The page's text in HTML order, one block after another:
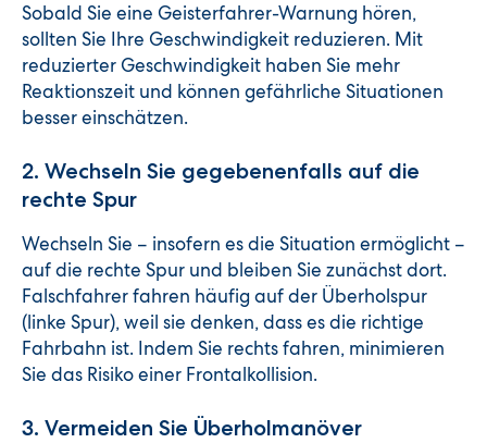
Sobald Sie eine Geisterfahrer-Warnung hören,
sollten Sie Ihre Geschwindigkeit reduzieren. Mit
reduzierter Geschwindigkeit haben Sie mehr
Reaktionszeit und können gefährliche Situationen
besser einschätzen.
2. Wechseln Sie gegebenenfalls auf die
rechte Spur
Wechseln Sie – insofern es die Situation ermöglicht –
auf die rechte Spur und bleiben Sie zunächst dort.
Falschfahrer fahren häufig auf der Überholspur
(linke Spur), weil sie denken, dass es die richtige
Fahrbahn ist. Indem Sie rechts fahren, minimieren
Sie das Risiko einer Frontalkollision.
3. Vermeiden Sie Überholmanöver